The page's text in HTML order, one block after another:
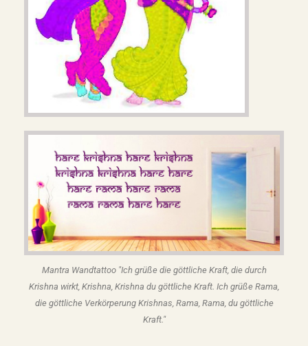
Mantra Wandtattoo "Ich grüße die göttliche Kraft, die durch
Krishna wirkt, Krishna, Krishna du göttliche Kraft. Ich grüße Rama,
die göttliche Verkörperung Krishnas, Rama, Rama, du göttliche
Kraft."